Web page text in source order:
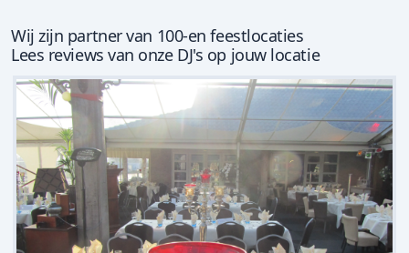
Wij zijn partner van 100-en feestlocaties
Lees reviews van onze DJ's op jouw locatie